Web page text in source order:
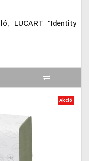
LUCART "Identity
Akció